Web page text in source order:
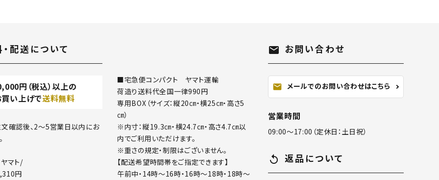
配送について
円（税込）以上の
い上げで送料無料
確認後、2～5営業日以内にお
マト/
円
■宅急便コンパクト ヤマト運輸
荷造り送料代全国一律990円
専用BOX（サイズ：縦20㎝・横25㎝・高さ5
㎝）
※内寸：縦19.3㎝・横24.7㎝・高さ4.7㎝以
内でご利用いただけます。
※重さの規定・制限はございません。
【配送希望時間帯をご指定できます】
午前中・14時～16時・16時～18時・18時～
mail お問い合わせ
mail メールでのお問い合わせはこちら
営業時間
09:00～17:00（定休日：土日祝）
replay 返品について